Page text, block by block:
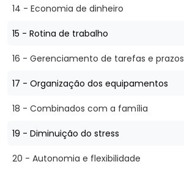
14 - Economia de dinheiro
15 - Rotina de trabalho
16 - Gerenciamento de tarefas e prazos
17 - Organização dos equipamentos
18 - Combinados com a família
19 - Diminuição do stress
20 - Autonomia e flexibilidade